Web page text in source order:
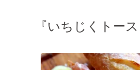
『いちじくトー